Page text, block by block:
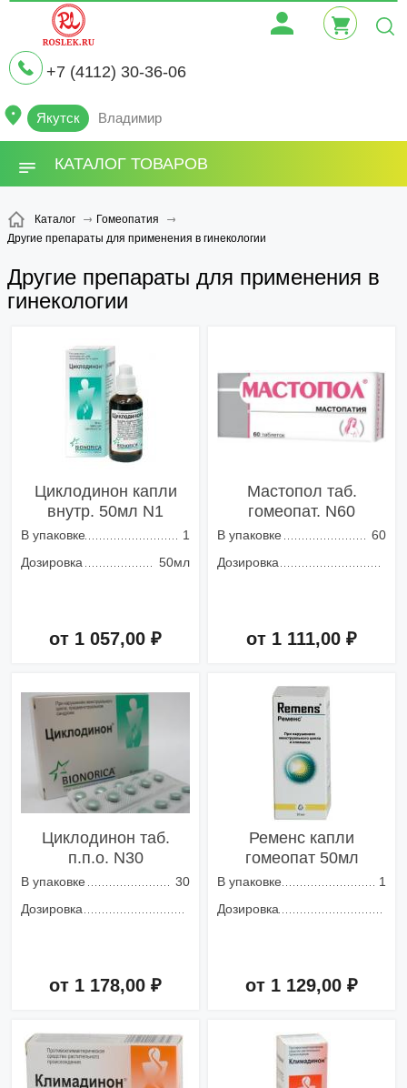
+7 (4112) 30-36-06
Якутск Владимир
КАТАЛОГ ТОВАРОВ
Каталог
Гомеопатия
Другие препараты для применения в гинекологии
Другие препараты для применения в
гинекологии
Циклодинон капли
внутр. 50мл N1
В упаковке
1
Дозировка
50мл
от 1 057,00 ₽
Мастопол таб.
гомеопат. N60
В упаковке
60
Дозировка
от 1 111,00 ₽
Циклодинон таб.
п.п.о. N30
В упаковке
30
Дозировка
от 1 178,00 ₽
Ременс капли
гомеопат 50мл
В упаковке
1
Дозировка
от 1 129,00 ₽